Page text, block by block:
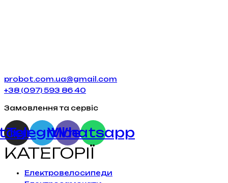
probot.com.ua@gmail.com
+38 (097) 593 86 40
Замовлення та сервіс
Telegram
Viber
Whatsapp
КАТЕГОРІЇ
Електровелосипеди